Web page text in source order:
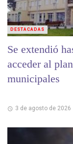
Se extendió
acceder al
municipales
3 de agosto de 2026
DESTACADAS